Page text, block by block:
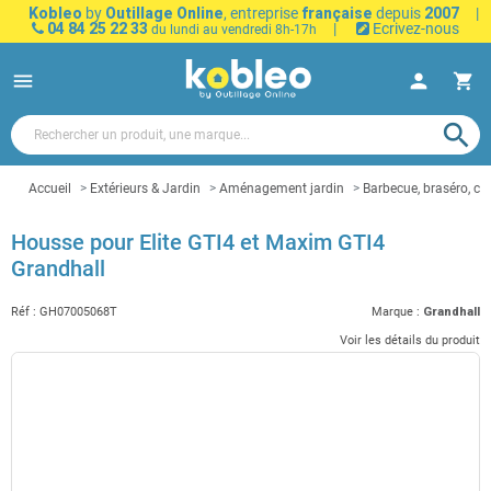
Kobleo by Outillage Online, entreprise française depuis 2007
|
04 84 25 22 33 du lundi au vendredi 8h-17h | Ecrivez-nous
menu person shopping_cart
search
Accueil Extérieurs & Jardin Aménagement jardin Barbecue, braséro,
Housse pour Elite GTI4 et Maxim GTI4
Grandhall
Réf : GH07005068T Marque : Grandhall
Voir les détails du produit